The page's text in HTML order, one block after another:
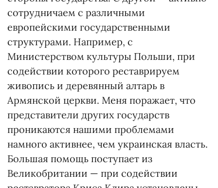
сотрудничаем с различными
европейскими государственными
структурами. Например, с
Министерством культуры Польши, при
содействии которого реставрируем
живопись и деревянный алтарь в
Армянской церкви. Меня поражает, что
представители других государств
проникаются нашими проблемами
намного активнее, чем украинская власть.
Большая помощь поступает из
Великобритании — при содействии